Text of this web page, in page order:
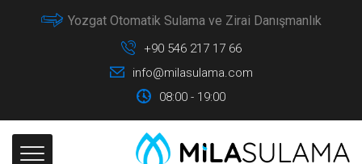
Yozgat Otomatik Sulama ve Zirai Danışmanlık
+90 546 217 17 66
info@milasulama.com
08:00 - 19:00